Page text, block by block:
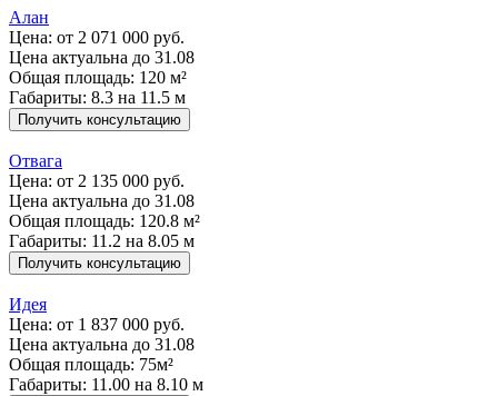
Алан
Цена: от 2 071 000 руб.
Цена актуальна до 31.08
Общая площадь: 120 м²
Габариты: 8.3 на 11.5 м
Получить консультацию
Отвага
Цена: от 2 135 000 руб.
Цена актуальна до 31.08
Общая площадь: 120.8 м²
Габариты: 11.2 на 8.05 м
Получить консультацию
Идея
Цена: от 1 837 000 руб.
Цена актуальна до 31.08
Общая площадь: 75м²
Габариты: 11.00 на 8.10 м